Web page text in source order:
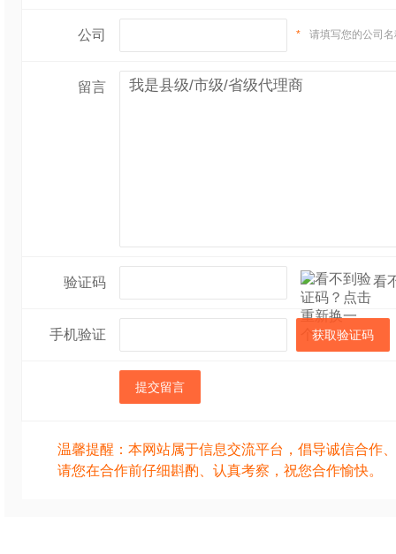
公司 * 请填写您的公司
留言
验证码 看
手机验证 获取验证码
提交留言
温馨提醒：本网站属于信息交流平台，倡导诚信合作
请您在合作前仔细斟酌、认真考察，祝您合作愉快。